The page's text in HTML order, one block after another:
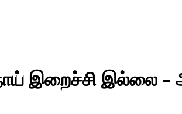
இறைச்சி இல்லை